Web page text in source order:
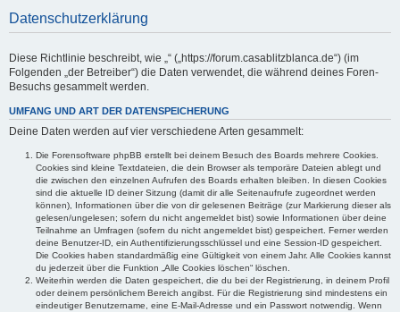
Datenschutzerklärung
Diese Richtlinie beschreibt, wie „“ („https://forum.casablitzblanca.de“) (im
Folgenden „der Betreiber“) die Daten verwendet, die während deines Foren-
Besuchs gesammelt werden.
UMFANG UND ART DER DATENSPEICHERUNG
Deine Daten werden auf vier verschiedene Arten gesammelt:
Die Forensoftware phpBB erstellt bei deinem Besuch des Boards mehrere Cookies.
Cookies sind kleine Textdateien, die dein Browser als temporäre Dateien ablegt und
die zwischen den einzelnen Aufrufen des Boards erhalten bleiben. In diesen Cookies
sind die aktuelle ID deiner Sitzung (damit dir alle Seitenaufrufe zugeordnet werden
können), Informationen über die von dir gelesenen Beiträge (zur Markierung dieser als
gelesen/ungelesen; sofern du nicht angemeldet bist) sowie Informationen über deine
Teilnahme an Umfragen (sofern du nicht angemeldet bist) gespeichert. Ferner werden
deine Benutzer-ID, ein Authentifizierungsschlüssel und eine Session-ID gespeichert.
Die Cookies haben standardmäßig eine Gültigkeit von einem Jahr. Alle Cookies kannst
du jederzeit über die Funktion „Alle Cookies löschen“ löschen.
Weiterhin werden die Daten gespeichert, die du bei der Registrierung, in deinem Profil
oder deinem persönlichem Bereich angibst. Für die Registrierung sind mindestens ein
eindeutiger Benutzername, eine E-Mail-Adresse und ein Passwort notwendig. Wenn